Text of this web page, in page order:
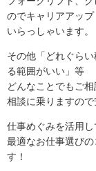
のでキャリアアッ
いらっしゃいます。
その他「どれぐら
る範囲がいい」等
どんなことでもご
相談に乗りますの
仕事めぐみを活用
最適なお仕事選び
す！